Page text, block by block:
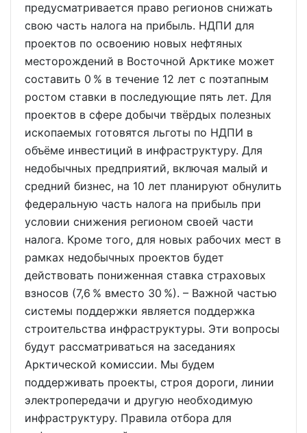
предусматривается право регионов снижать
свою часть налога на прибыль. НДПИ для
проектов по освоению новых нефтяных
месторождений в Восточной Арктике может
составить 0 % в течение 12 лет с поэтапным
ростом ставки в последующие пять лет. Для
проектов в сфере добычи твёрдых полезных
ископаемых готовятся льготы по НДПИ в
объёме инвестиций в инфраструктуру. Для
недобычных предприятий, включая малый и
средний бизнес, на 10 лет планируют обнулить
федеральную часть налога на прибыль при
условии снижения регионом своей части
налога. Кроме того, для новых рабочих мест в
рамках недобычных проектов будет
действовать пониженная ставка страховых
взносов (7,6 % вместо 30 %). – Важной частью
системы поддержки является поддержка
строительства инфраструктуры. Эти вопросы
будут рассматриваться на заседаниях
Арктической комиссии. Мы будем
поддерживать проекты, строя дороги, линии
электропередачи и другую необходимую
инфраструктуру. Правила отбора для